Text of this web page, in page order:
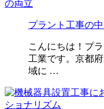
プラント工事の
こんにちは！プ
工業です。京都
域に …